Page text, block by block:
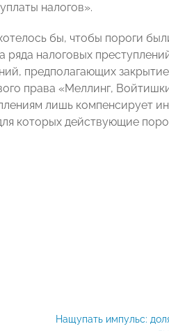
налогов».
бы, чтобы пороги
налоговых
предполагающих
права «Меллинг,
лишь компенсирует
которых действующие
Нащупать импульс: